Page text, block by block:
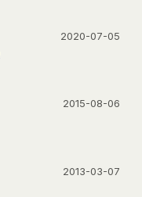
2020-07-05
2015-08-06
2013-03-07